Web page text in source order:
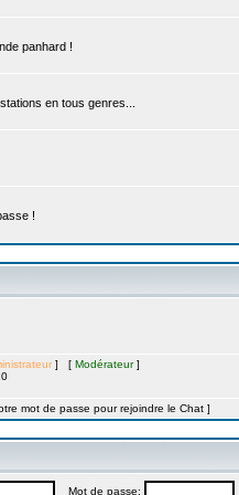
panhard !
en tous genres...
!
] [ Modérateur]
mot de passe pour rejoindre le Chat ]
Mot de passe: